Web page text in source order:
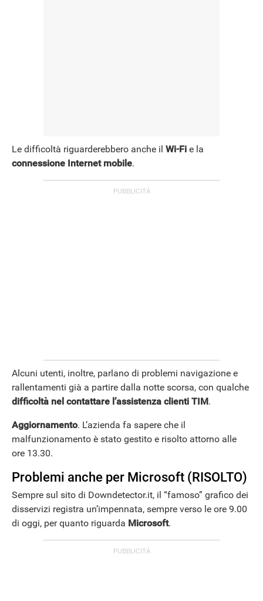
Le difficoltà riguarderebbero anche il Wi-Fi e la
connessione Internet mobile.
Alcuni utenti, inoltre, parlano di problemi navigazione e
rallentamenti già a partire dalla notte scorsa, con qualche
difficoltà nel contattare l’assistenza clienti TIM.
Aggiornamento. L’azienda fa sapere che il
malfunzionamento è stato gestito e risolto attorno alle
ore 13.30.
Problemi anche per Microsoft (RISOLTO)
Sempre sul sito di Downdetector.it, il “famoso” grafico dei
disservizi registra un’impennata, sempre verso le ore 9.00
di oggi, per quanto riguarda Microsoft.